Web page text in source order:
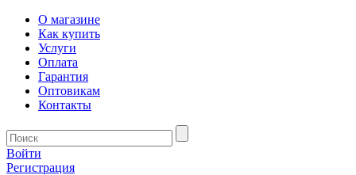
О магазине
Как купить
Услуги
Оплата
Гарантия
Оптовикам
Контакты
Войти
Регистрация